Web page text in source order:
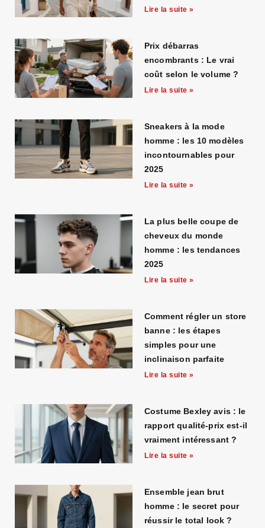
Lire la suite »
Prix débarras
encombrants : Le vrai
coût selon le volume ?
Lire la suite »
Sneakers à la mode
homme : les 10 modèles
incontournables pour
2025
Lire la suite »
La plus belle coupe de
cheveux du monde
homme : les tendances
2025
Lire la suite »
Comment régler un store
banne : les étapes
simples pour une
inclinaison parfaite
Lire la suite »
Costume Bexley avis : le
rapport qualité-prix est-il
vraiment intéressant ?
Lire la suite »
Ensemble jean brut
homme : le secret pour
réussir le total look ?